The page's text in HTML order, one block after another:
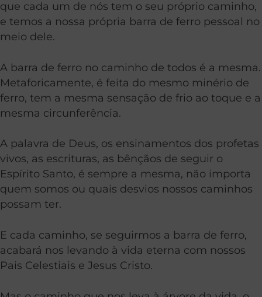
que cada um de nós tem o seu próprio caminho,
e temos a nossa própria barra de ferro pessoal no
meio dele.
A barra de ferro no caminho de todos é a mesma.
Metaforicamente, é feita do mesmo minério de
ferro, tem a mesma sensação de frio ao toque e a
mesma circunferência.
A palavra de Deus, os ensinamentos dos profetas
vivos, as escrituras, as bênçãos de seguir o
Espírito Santo, é sempre a mesma, não importa
quem somos ou quais desvios nossos caminhos
possam ter.
E cada caminho, se seguirmos a barra de ferro,
acabará nos levando à vida eterna com nossos
Pais Celestiais e Jesus Cristo.